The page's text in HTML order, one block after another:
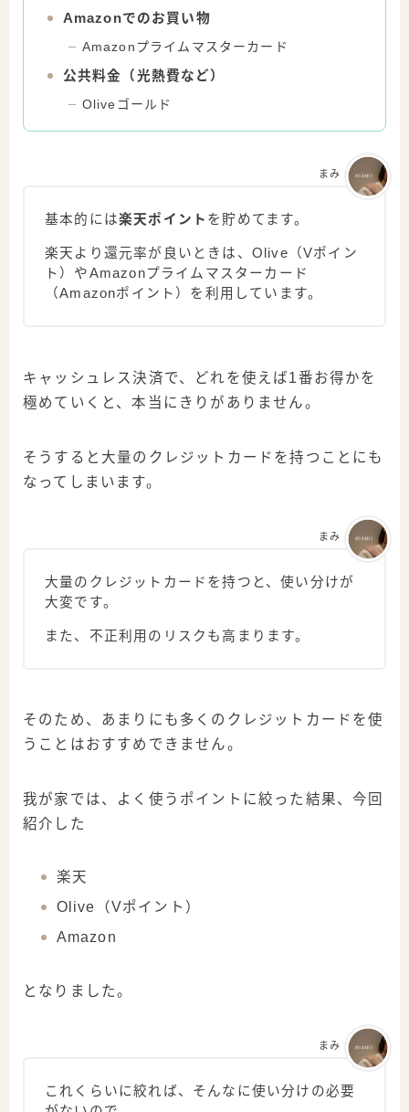
Amazonでのお買い物
Amazonプライムマスターカード
公共料金（光熱費など）
Oliveゴールド
基本的には楽天ポイント を貯めてます。
楽天より還元率が良いときは、Olive（Vポイン
ト）やAmazonプライムマスターカード
（Amazonポイント）を利用しています。
まみ
キャッシュレス決済で、どれを使えば1番お得かを
極めていくと、本当にきりがありません。
そうすると大量のクレジットカードを持つことにも
なってしまいます。
大量のクレジットカードを持つと、使い分けが
大変です。
また、不正利用のリスクも高まります。
まみ
そのため、あまりにも多くのクレジットカードを使
うことはおすすめできません。
我が家では、よく使うポイントに絞った結果、今回
紹介した
楽天
Olive（Vポイント）
Amazon
となりました。
これくらいに絞れば、そんなに使い分けの必要
まみ